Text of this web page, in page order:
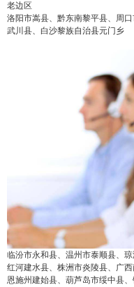
老边区
洛阳市嵩县、黔东南黎平县、周
武川县、白沙黎族自治县元门乡
临汾市永和县、温州市泰顺县、
红河建水县、株洲市炎陵县、广
恩施州建始县、葫芦岛市绥中县